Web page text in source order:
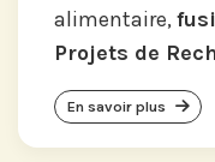
alimentaire,
Projets de
En savoir plus